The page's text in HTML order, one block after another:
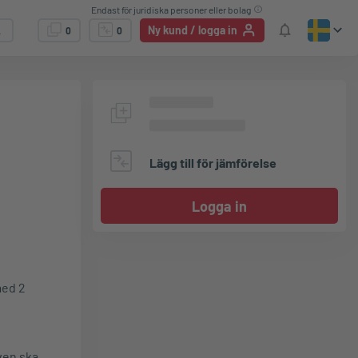
0 0 Ny kund / logga in
Endast för juridiska personer eller bolag
2
Lägg till för jämförelse
Logga in